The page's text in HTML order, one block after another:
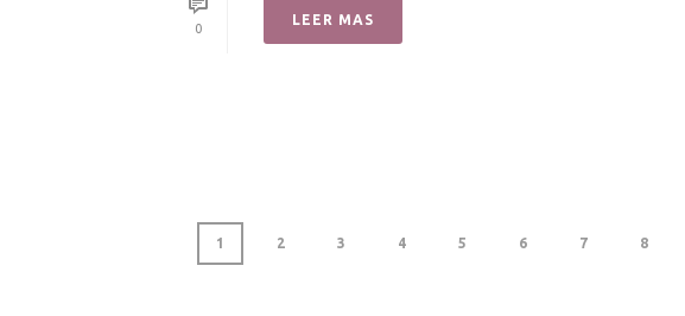
0
LEER MAS
1 2 3 4 5 6 7 8